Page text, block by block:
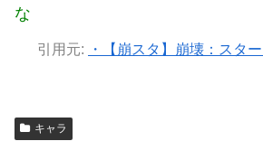
な
引用元:
・【崩スタ】崩壊：スタ
キャラ